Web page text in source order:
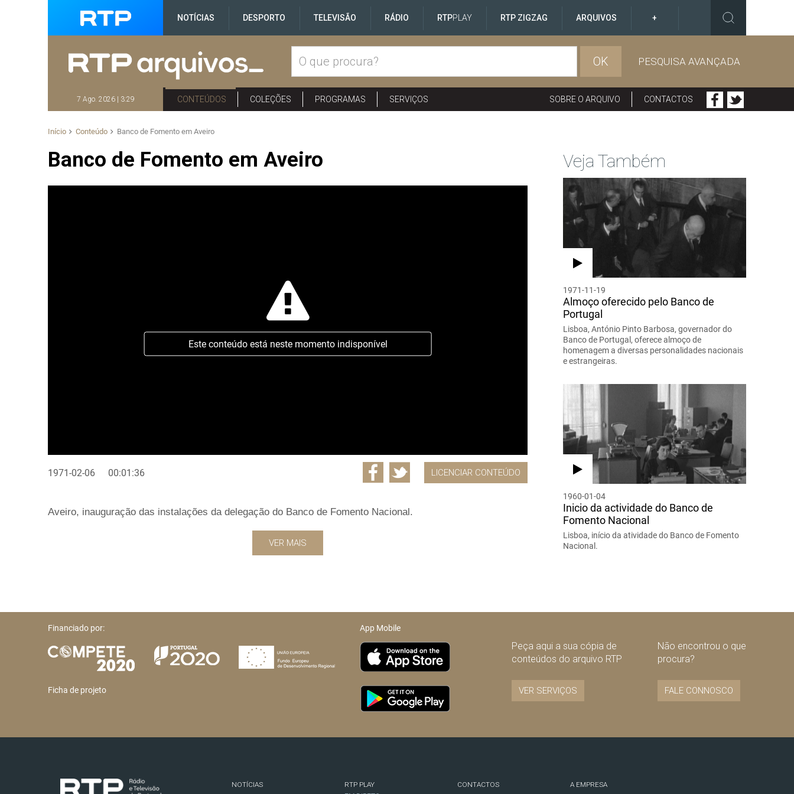
NOTÍCIAS DESPORTO TELEVISÃO RÁDIO RTPPLAY RTP ZIGZAG ARQUIVOS +
OK PESQUISA AVANÇADA
7 Ago. 2026 | 3:29 CONTEÚDOS COLEÇÕES PROGRAMAS SERVIÇOS SOBRE O ARQUIVO CONTACTOS
Início Conteúdo Banco de Fomento em Aveiro
Banco de Fomento em Aveiro
Este conteúdo está neste momento indisponível
1971-02-06 00:01:36 LICENCIAR CONTEÚDO
Aveiro, inauguração das instalações da delegação do Banco de Fomento Nacional.
VER MAIS
Veja Também
1971-11-19
Almoço oferecido pelo Banco de
Portugal
Lisboa, António Pinto Barbosa, governador do
Banco de Portugal, oferece almoço de
homenagem a diversas personalidades nacionais
e estrangeiras.
1960-01-04
Inicio da actividade do Banco de
Fomento Nacional
Lisboa, início da atividade do Banco de Fomento
Nacional.
Financiado por:
Ficha de projeto
App Mobile
Peça aqui a sua cópia de
conteúdos do arquivo RTP
VER SERVIÇOS
Não encontrou o que
procura?
FALE CONNOSCO
NOTÍCIAS
RTP PLAY
CONTACTOS
A EMPRESA